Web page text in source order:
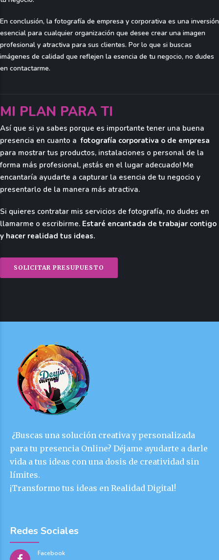
En conclusión, la fotografía de empresa y corporativa es una inversión
esencial para cualquier organización que desee crear una imagen
profesional y atractiva para sus clientes. Por lo que si buscas
imágenes de calidad que reflejen la esencia de tu negocio, no dudes
en contactarme.
MI PLAN PARA TI
Así que si ya sabes porque es importante tener una buena
presencia en cuanto afotografía corporativa o de empresa
para mostrar tus productos, instalaciones o personal de la
forma más profesional, ¡estás en el lugar adecuado! Me
encantaría ayudarte a capturar la esencia de tu negocio y
presentarlo de la manera más atractiva.
Si quieres contratar mis servicios de fotografía, no dudes en
llamarme o escribirme. Estaré encantada de trabajar contigo
y hacer realidad tus ideas.
SOLICITAR PRESUPUESTO
¿Buscas una solución creativa y personalizada
para tu presencia Online? Déjame ayudarte a darle
vida a tus ideas con una dosis de creatividad sin
límites.
¡Transformo tus ideas en Realidad Digital!
Redes Sociales
Facebook